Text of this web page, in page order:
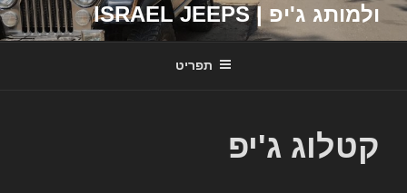
ולמותג ג'יפ | ISRAEL JEEPS
תפריט
קטלוג ג'יפ